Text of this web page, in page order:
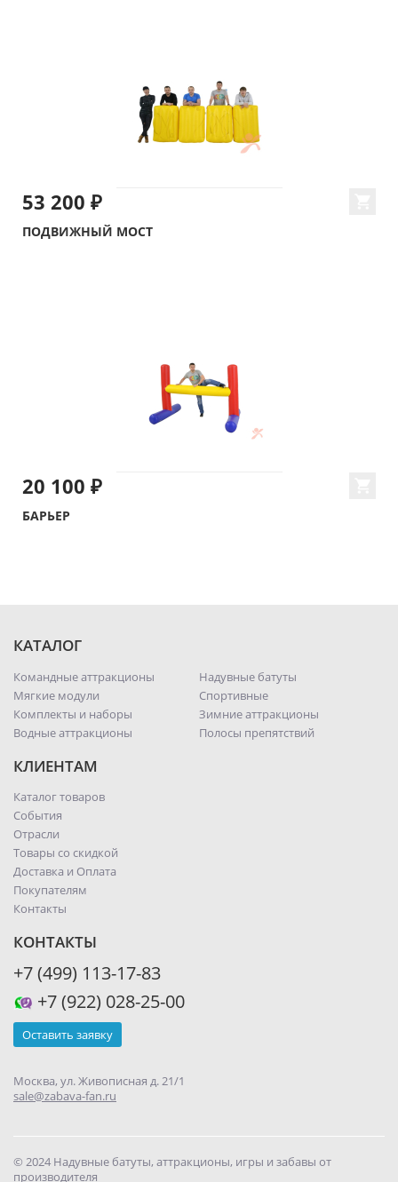
53 200 ₽
ПОДВИЖНЫЙ МОСТ
20 100 ₽
БАРЬЕР
КАТАЛОГ
Командные аттракционы
Надувные батуты
Мягкие модули
Спортивные
Комплекты и наборы
Зимние аттракционы
Водные аттракционы
Полосы препятствий
КЛИЕНТАМ
Каталог товаров
События
Отрасли
Товары со скидкой
Доставка и Оплата
Покупателям
Контакты
КОНТАКТЫ
+7 (499) 113-17-83
+7 (922) 028-25-00
Оставить заявку
Москва, ул. Живописная д. 21/1
sale@zabava-fan.ru
© 2024 Надувные батуты, аттракционы, игры и забавы от
производителя